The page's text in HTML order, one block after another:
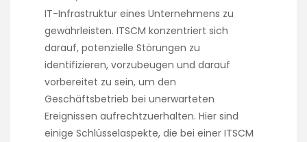
IT-Infrastruktur eines Unternehmens zu
gewährleisten. ITSCM konzentriert sich
darauf, potenzielle Störungen zu
identifizieren, vorzubeugen und darauf
vorbereitet zu sein, um den
Geschäftsbetrieb bei unerwarteten
Ereignissen aufrechtzuerhalten. Hier sind
einige Schlüsselaspekte, die bei einer ITSCM